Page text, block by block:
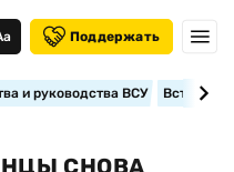
Поддержать
и руководства ВСУ
СНОВА